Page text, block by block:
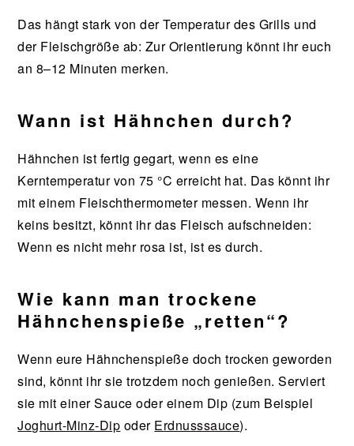
Das hängt stark von der Temperatur des Grills und
der Fleischgröße ab: Zur Orientierung könnt ihr euch
an 8–12 Minuten merken.
Wann ist Hähnchen durch?
Hähnchen ist fertig gegart, wenn es eine
Kerntemperatur von 75 °C erreicht hat. Das könnt ihr
mit einem Fleischthermometer messen. Wenn ihr
keins besitzt, könnt ihr das Fleisch aufschneiden:
Wenn es nicht mehr rosa ist, ist es durch.
Wie kann man trockene
Hähnchenspieße „retten“?
Wenn eure Hähnchenspieße doch trocken geworden
sind, könnt ihr sie trotzdem noch genießen. Serviert
sie mit einer Sauce oder einem Dip (zum Beispiel
Joghurt-Minz-Dip oder Erdnusssauce).